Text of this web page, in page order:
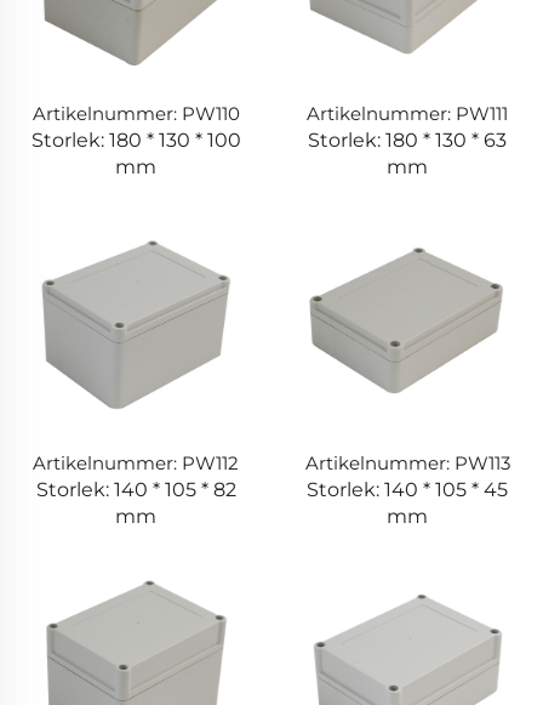
Artikelnummer: PW110
Storlek: 180 * 130 * 100
mm
Artikelnummer: PW111
Storlek: 180 * 130 * 63
mm
Artikelnummer: PW112
Storlek: 140 * 105 * 82
mm
Artikelnummer: PW113
Storlek: 140 * 105 * 45
mm